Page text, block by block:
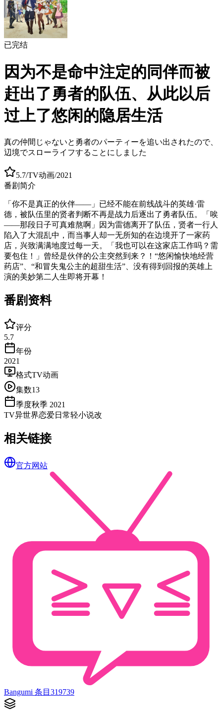
已完结
因为不是命中注定的同伴而被
赶出了勇者的队伍、从此以后
过上了悠闲的隐居生活
真の仲間じゃないと勇者のパーティーを追い出されたので、
辺境でスローライフすることにしました
5.7/TV动画/2021
番剧简介
「你不是真正的伙伴——」已经不能在前线战斗的英雄·雷
德，被队伍里的贤者判断不再是战力后逐出了勇者队伍。「唉
——那段日子可真难熬啊」因为雷德离开了队伍，贤者一行人
陷入了大混乱中，而当事人却一无所知的在边境开了一家药
店，兴致满满地度过每一天。「我也可以在这家店工作吗？需
要包住！」曾经是伙伴的公主突然到来？！“悠闲愉快地经营
药店”、“和冒失鬼公主的超甜生活”、没有得到回报的英雄上
演的美妙第二人生即将开幕！
番剧资料
评分
5.7
年份
2021
格式TV动画
集数13
季度秋季 2021
TV异世界恋爱 日常轻小说改
相关链接
官方网站
Bangumi 条目 319739